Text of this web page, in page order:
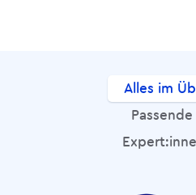
Alles im
Passende